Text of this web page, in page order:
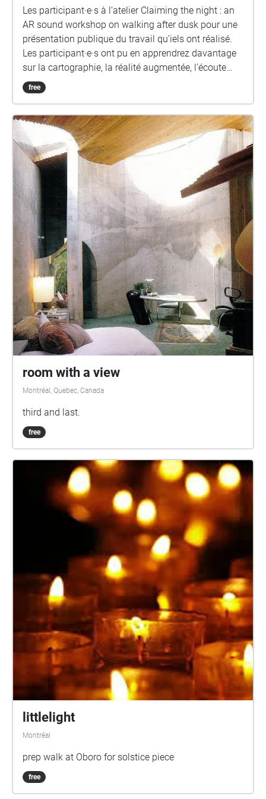
practices.
Les participant·e·s à l’atelier Claiming the night : an
AR sound workshop on walking after dusk pour une
présentation publique du travail qu’iels ont réalisé.
Les participant·e·s ont pu en apprendrez davantage
sur la cartographie, la réalité augmentée, l’écoute
attentive, la narration et leurs points de
convergences. Lors de cette présentation publique,
conception sonore collective dans le cadre d’une
promenade sonore ouverte au public! Leading
Author: Amanda Gutierrez Participants/Authors: Po
B. K. Lomami, Jessica Slipp, geneviève Wallen,
Hannah Strauss.
free
room with a view
Montréal, Quebec, Canada
third and last.
free
littlelight
Montréal
prep walk at Oboro for solstice piece
free